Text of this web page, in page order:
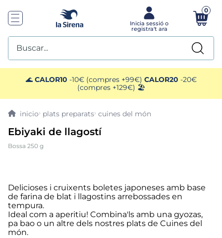
0
Buscar...
🌊 CALOR10 -10€ (compres +99€) CALOR20 -20€
(compres +129€) 🏖️
plats preparats cuines del món
Ebiyaki de llagostí
Bossa 250 g
Delicioses i cruixents boletes japoneses amb base
de farina de blat i llagostins arrebossades en
tempura.
Ideal com a aperitiu! Combina'ls amb una gyozas,
pa bao o un altre dels nostres plats de Cuines del
món.
TOP SEARCHES
1. mariscos
gelats sirena
3. ensaladilla
5. menus
6. mejillon